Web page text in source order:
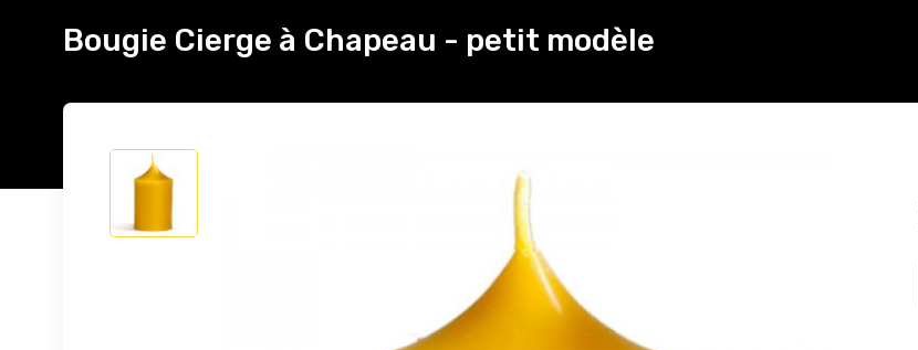
Bougie Cierge à Chapeau - petit modèle